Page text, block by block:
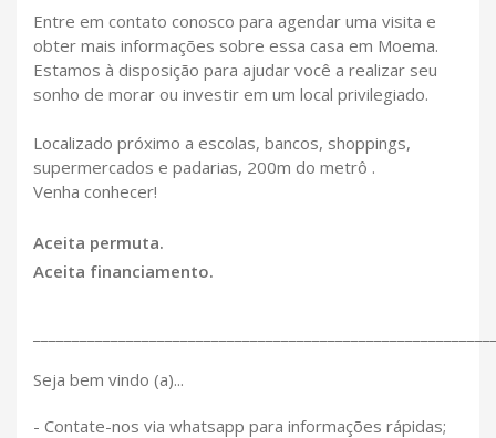
Entre em contato conosco para agendar uma visita e
obter mais informações sobre essa casa em Moema.
Estamos à disposição para ajudar você a realizar seu
sonho de morar ou investir em um local privilegiado.
Localizado próximo a escolas, bancos, shoppings,
supermercados e padarias, 200m do metrô .
Venha conhecer!
Aceita permuta.
Aceita financiamento.
Seja bem vindo (a)...
- Contate-nos via whatsapp para informações rápidas;